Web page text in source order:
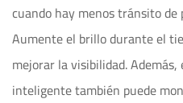
cuando hay menos tránsito de
Aumente el brillo durante el
mejorar la visibilidad.
inteligente también puede